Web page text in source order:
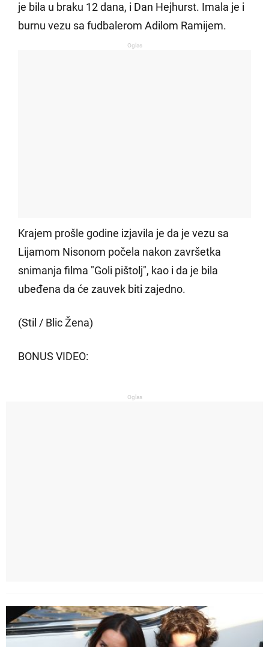
je bila u braku 12 dana, i Dan Hejhurst. Imala je i
burnu vezu sa fudbalerom Adilom Ramijem.
Oglas
Krajem prošle godine izjavila je da je vezu sa
Lijamom Nisonom počela nakon završetka
snimanja filma "Goli pištolj", kao i da je bila
ubeđena da će zauvek biti zajedno.
(Stil / Blic Žena)
BONUS VIDEO:
Oglas